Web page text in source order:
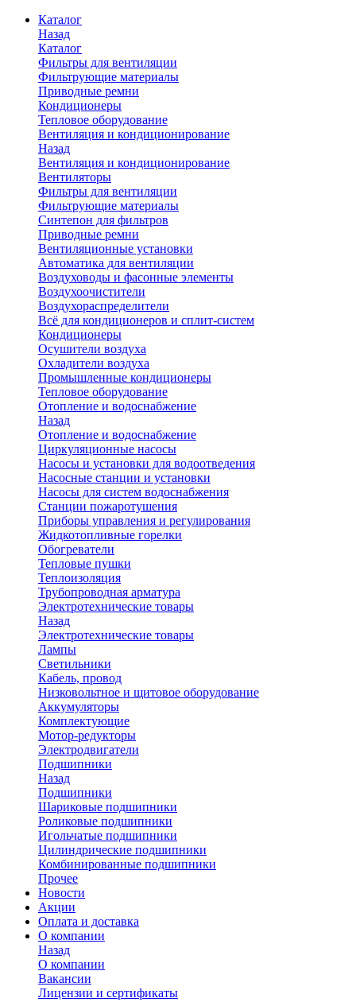
Каталог
Назад
Каталог
Фильтры для вентиляции
Фильтрующие материалы
Приводные ремни
Кондиционеры
Тепловое оборудование
Вентиляция и кондиционирование
Назад
Вентиляция и кондиционирование
Вентиляторы
Фильтры для вентиляции
Фильтрующие материалы
Синтепон для фильтров
Приводные ремни
Вентиляционные установки
Автоматика для вентиляции
Воздуховоды и фасонные элементы
Воздухоочистители
Воздухораспределители
Всё для кондиционеров и сплит-систем
Кондиционеры
Осушители воздуха
Охладители воздуха
Промышленные кондиционеры
Тепловое оборудование
Отопление и водоснабжение
Назад
Отопление и водоснабжение
Циркуляционные насосы
Насосы и установки для водоотведения
Насосные станции и установки
Насосы для систем водоснабжения
Станции пожаротушения
Приборы управления и регулирования
Жидкотопливные горелки
Обогреватели
Тепловые пушки
Теплоизоляция
Трубопроводная арматура
Электротехнические товары
Назад
Электротехнические товары
Лампы
Светильники
Кабель, провод
Низковольтное и щитовое оборудование
Аккумуляторы
Комплектующие
Мотор-редукторы
Электродвигатели
Подшипники
Назад
Подшипники
Шариковые подшипники
Роликовые подшипники
Игольчатые подшипники
Цилиндрические подшипники
Комбинированные подшипники
Прочее
Новости
Акции
Оплата и доставка
О компании
Назад
О компании
Вакансии
Лицензии и сертификаты